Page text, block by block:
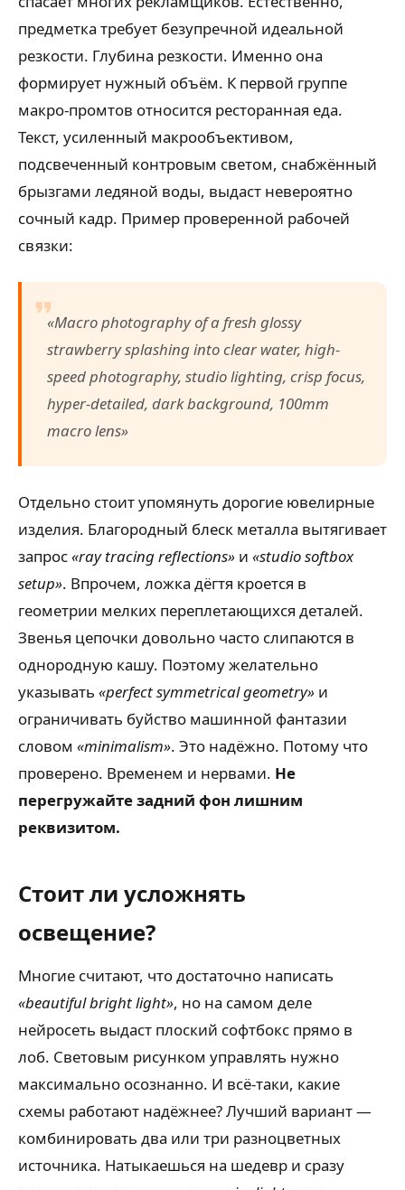
предметка требует безупречной идеальной
резкости. Глубина резкости. Именно она
формирует нужный объём. К первой группе
макро-промтов относится ресторанная еда.
Текст, усиленный макрообъективом,
подсвеченный контровым светом, снабжённый
брызгами ледяной воды, выдаст невероятно
сочный кадр. Пример проверенной рабочей
связки:
«Macro photography of a fresh glossy
strawberry splashing into clear water, high-
speed photography, studio lighting, crisp focus,
hyper-detailed, dark background, 100mm
macro lens»
Отдельно стоит упомянуть дорогие ювелирные
изделия. Благородный блеск металла вытягивает
запрос«ray tracing reflections» и «studio softbox
setup». Впрочем, ложка дёгтя кроется в
геометрии мелких переплетающихся деталей.
Звенья цепочки довольно часто слипаются в
однородную кашу. Поэтому желательно
указывать «perfect symmetrical geometry» и
ограничивать буйство машинной фантазии
словом «minimalism». Это надёжно. Потому что
проверено. Временем и нервами. Не
перегружайте задний фон лишним
реквизитом.
Стоит ли усложнять
освещение?
Многие считают, что достаточно написать
«beautiful bright light», но на самом деле
нейросеть выдаст плоский софтбокс прямо в
лоб. Световым рисунком управлять нужно
максимально осознанно. И всё-таки, какие
схемы работают надёжнее? Лучший вариант —
комбинировать два или три разноцветных
источника. Натыкаешься на шедевр и сразу